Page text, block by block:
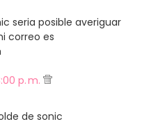
seria posible averiguar
correo es
p. m.
de sonic